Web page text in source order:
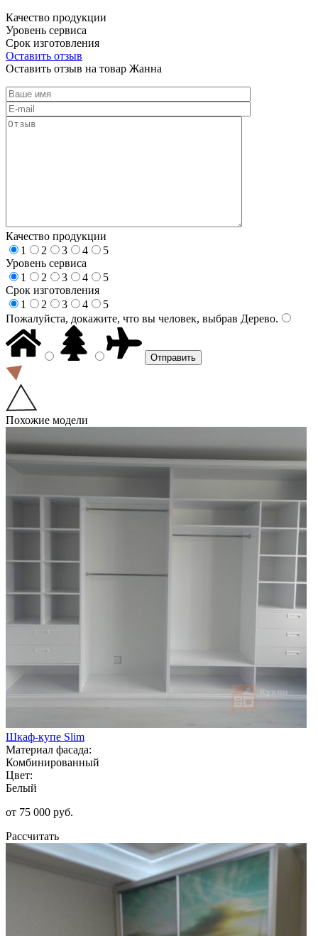
Качество продукции
Уровень сервиса
Срок изготовления
Оставить отзыв
Оставить отзыв на товар Жанна
Качество продукции
1
2 3 4
5
Уровень сервиса
1
2 3 4
5
Срок изготовления
1
2 3 4
5
Пожалуйста, докажите, что вы человек, выбрав Дерево.
Похожие модели
Шкаф-купе Slim
Материал фасада:
Комбинированный
Цвет:
Белый
от 75 000 руб.
Рассчитать